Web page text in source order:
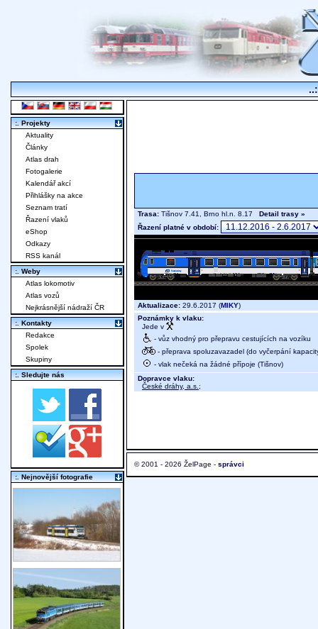
Trasa: Tišnov 7.41, Brno hl.n. 8.17 Detail trasy »
Řazení platné v období:
Aktualizace: 29.6.2017 (MIKY)
Poznámky k vlaku:
Jede v
- vůz vhodný pro přepravu cestujících na vozíku
- přeprava spoluzavazadel (do vyčerpání
- vlak nečeká na žádné přípoje (Tišnov)
Dopravce vlaku:
České dráhy, a.s. ;
© 2001 - 2026 ŽelPage - správci
:. Projekty
Aktuality
Články
Atlas drah
Fotogalerie
Kalendář akcí
Přihlášky na akce
Seznam tratí
Řazení vlaků
eShop
Odkazy
RSS kanál
:. Weby
Atlas lokomotiv
Atlas vozů
Nejkrásnější nádraží ČR
:. Kontakty
Redakce
Spolek
Skupiny
:. Sledujte nás
:. Nejnovější fotografie